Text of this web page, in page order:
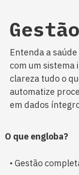
Entenda a
com um sistema
clareza tudo o
automatize
em dados
O que engloba?
• Gestão